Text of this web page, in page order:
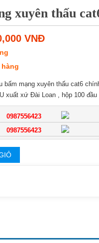
xuyên thấu
VNĐ
hàng
bấm mạng xuyên thấu cat6
xuất xứ Đài Loan , hộp 100 đầu
0987556423
0987556423